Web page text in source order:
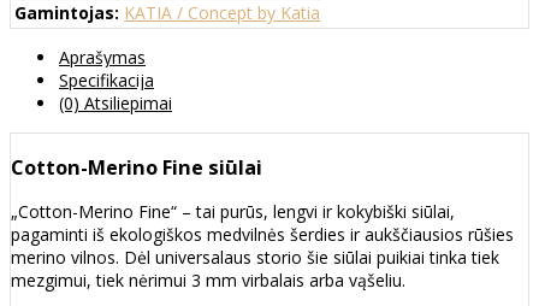
Gamintojas: KATIA / Concept by Katia
Aprašymas
Specifikacija
(0) Atsiliepimai
Cotton-Merino Fine siūlai
„Cotton-Merino Fine“ – tai purūs, lengvi ir kokybiški siūlai,
pagaminti iš ekologiškos medvilnės šerdies ir aukščiausios rūšies
merino vilnos. Dėl universalaus storio šie siūlai puikiai tinka tiek
mezgimui, tiek nėrimui 3 mm virbalais arba vąšeliu.